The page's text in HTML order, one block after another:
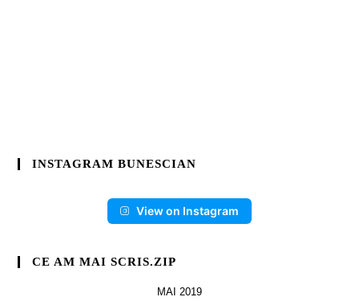
INSTAGRAM BUNESCIAN
View on Instagram
CE AM MAI SCRIS.ZIP
MAI 2019